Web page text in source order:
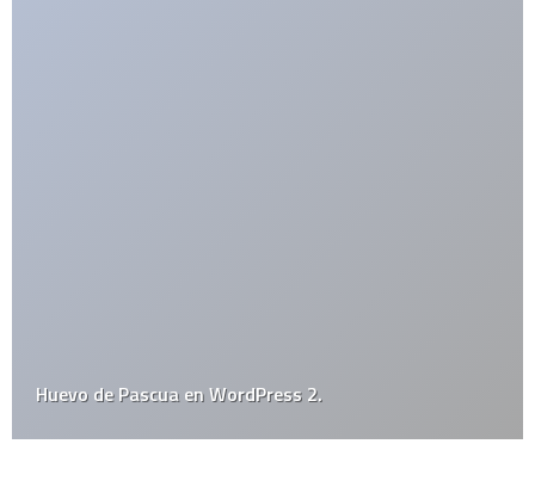
¿Qué tan adicto al cine eres?